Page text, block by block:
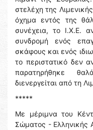
στελέχη της
όχημα εντός της
συνέχεια, το Ι.Χ.Ε.
συνδρομή ενός
σκάφους και ενός
το περιστατικό δεν
παρατηρήθηκε
διενεργείται από τη
*****
Με μέριμνα του
Σώματος - Ελληνικής